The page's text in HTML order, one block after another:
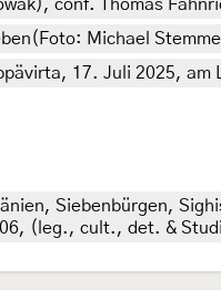
conf. Thomas
Michael
17. Juli 2025, am
Siebenbürgen,
(leg., cult., det. &